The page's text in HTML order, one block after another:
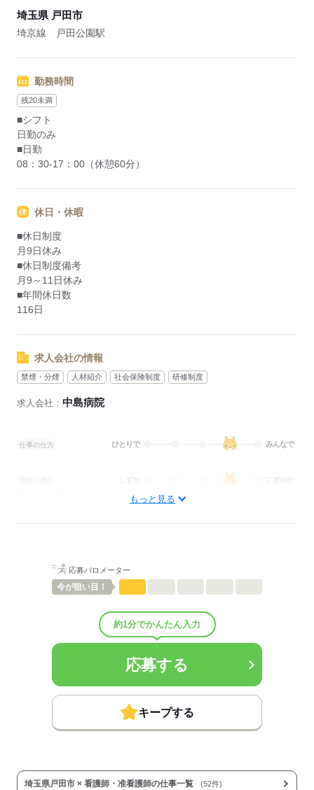
埼玉県 戸田市
埼京線 戸田公園駅
勤務時間
残20未満
■シフト
日勤のみ
■日勤
08：30-17：00（休憩60分）
休日・休暇
■休日制度
月9日休み
■休日制度備考
月9～11日休み
■年間休日数
116日
求人会社の情報
禁煙・分煙 人材紹介 社会保険制度 研修制度
求人会社： 中島病院
仕事の仕方 ひとりで みんなで
にぎやか
■試用期間：3ヶ月「雇用形態・給与は同条件」
■試用期間の待遇変更有無：無
応募する
もっと見る
応募バロメーター
今が狙い目！
約1分でかんたん入力
応募する
キープする
埼玉県戸田市 × 看護師・准看護師の仕事一覧 (52件)